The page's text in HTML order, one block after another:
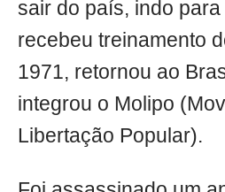
sair do país, indo
recebeu treinamento
1971, retornou ao
integrou o Molipo
Libertação Popular).